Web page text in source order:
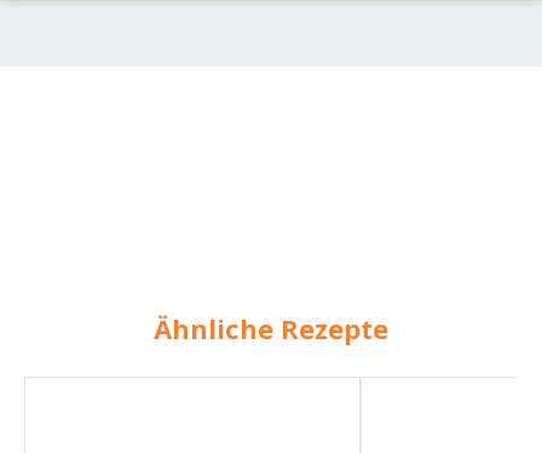
Ähnliche Rezepte